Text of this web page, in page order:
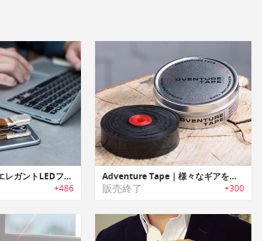
LINKEY｜スリムエレガントLEDフラッシュライト搭載キーオーガナイザー「リンキー」
+486
Adventure Tape｜様々なギアを修復可能な多用途テープ「アドベンチャーテープ」
販売終了 +300